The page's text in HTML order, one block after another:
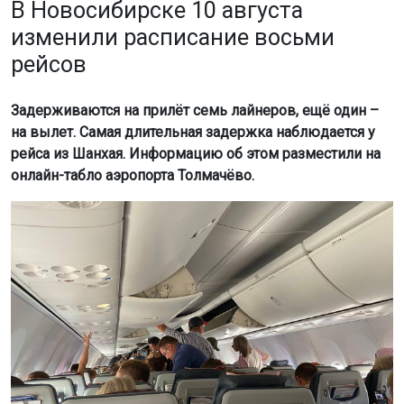
В Новосибирске 10 августа
изменили расписание восьми
рейсов
Задерживаются на прилёт семь лайнеров, ещё один –
на вылет. Самая длительная задержка наблюдается у
рейса из Шанхая. Информацию об этом разместили на
онлайн-табло аэропорта Толмачёво.